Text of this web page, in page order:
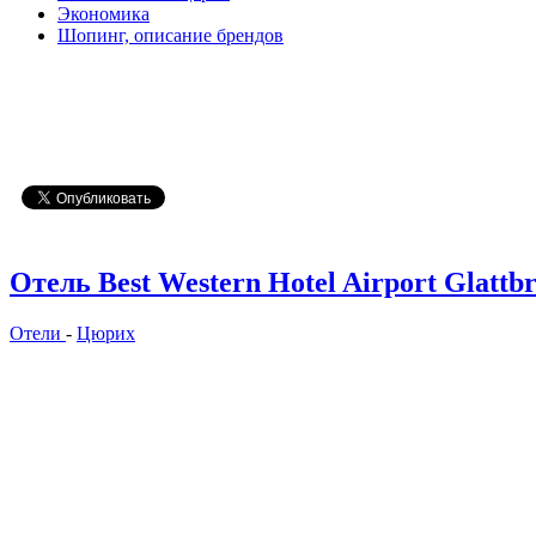
Экономика
Шопинг, описание брендов
Отель Best Western Hotel Airport
Отели - Цюрих